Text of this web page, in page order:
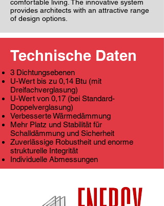
comfortable living. The innovative system
provides architects with an attractive range
of design options.
Technische Daten
3 Dichtungsebenen
U-Wert bis zu 0,14 Btu (mit
Dreifachverglasung)
U-Wert von 0,17 (bei Standard-
Doppelverglasung)
Verbesserte Wärmedämmung
Mehr Platz und Stabilität für
Schalldämmung und Sicherheit
Zuverlässige Robustheit und enorme
strukturelle Integrität
Individuelle Abmessungen